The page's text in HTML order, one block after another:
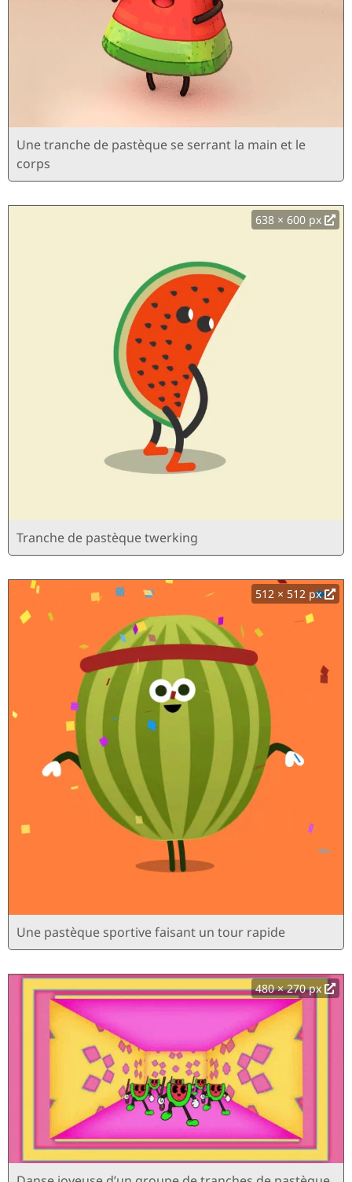
Une tranche de pastèque se serrant la main et le
corps
638 × 600 px
Tranche de pastèque twerking
512 × 512 px
Une pastèque sportive faisant un tour rapide
480 × 270 px